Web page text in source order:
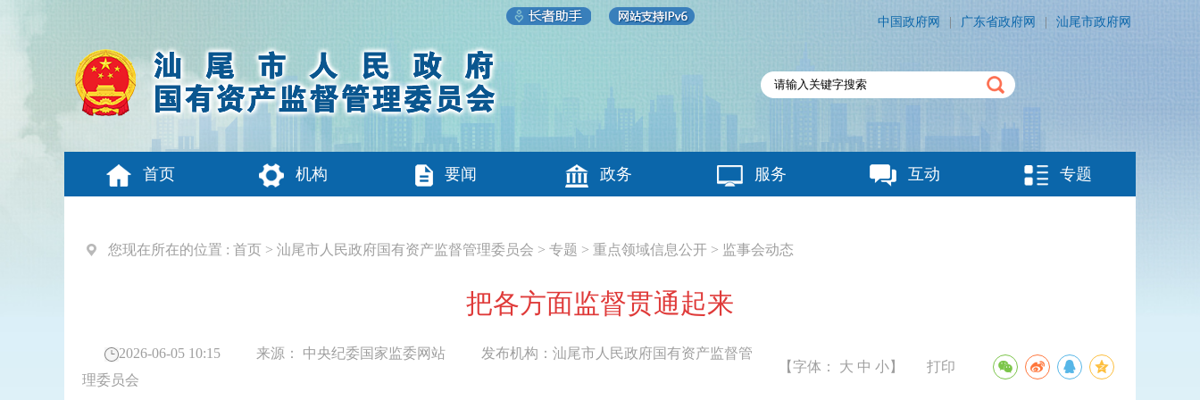
汕尾市政府网
广东省政府网
中国政府网
首页 机构 要闻 政务 服务 互动 专题
您现在所在的位置 : 首页 > 汕尾市人民政府国有资产监督管理委员会 > 专题 > 重点领域信息公开 > 监事会动态
把各方面监督贯通起来
2026-06-05 10:15 来源： 中央纪委国家监委网站 发布机构： 汕尾市人民政府国有资产监督管
理委员会
【字体： 大 中 小】 打印